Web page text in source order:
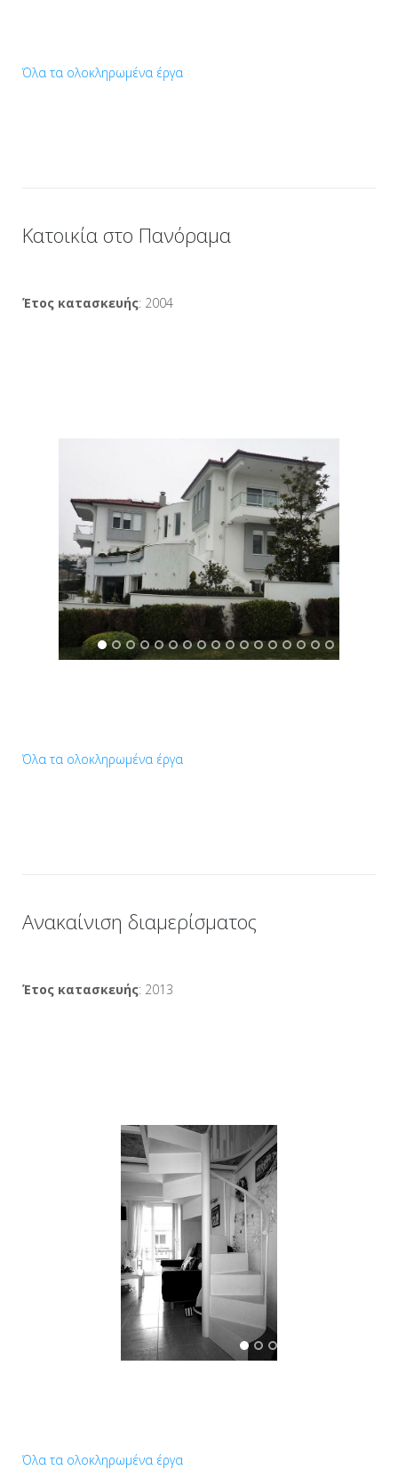
Όλα τα ολοκληρωμένα έργα
Κατοικία στο Πανόραμα
Έτος κατασκευής: 2004
Όλα τα ολοκληρωμένα έργα
Ανακαίνιση διαμερίσματος
Έτος κατασκευής: 2013
Όλα τα ολοκληρωμένα έργα